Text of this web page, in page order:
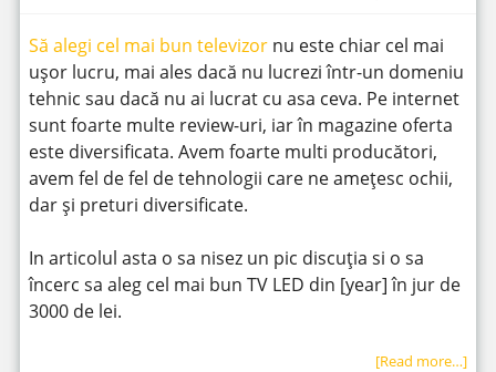
Să alegi cel mai bun televizornu este chiar cel mai
ușor lucru, mai ales dacă nu lucrezi într-un domeniu
tehnic sau dacă nu ai lucrat cu asa ceva. Pe internet
sunt foarte multe review-uri, iar în magazine oferta
este diversificata. Avem foarte multi producători,
avem fel de fel de tehnologii care ne amețesc ochii,
dar și preturi diversificate.
In articolul asta o sa nisez un pic discuția si o sa
încerc sa aleg cel mai bun TV LED din [year] în jur de
3000 de lei.
[Read more…]